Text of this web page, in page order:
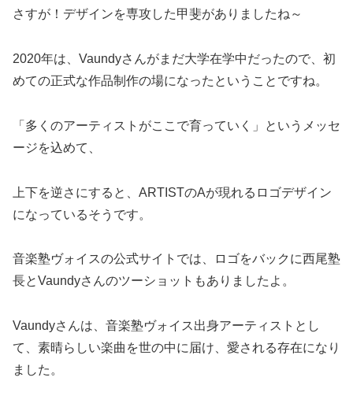
さすが！デザインを専攻した甲斐がありましたね～
2020年は、Vaundyさんがまだ大学在学中だったので、初
めての正式な作品制作の場になったということですね。
「多くのアーティストがここで育っていく」というメッセ
ージを込めて、
上下を逆さにすると、ARTISTのAが現れるロゴデザイン
になっているそうです。
音楽塾ヴォイスの公式サイトでは、ロゴをバックに西尾塾
長とVaundyさんのツーショットもありましたよ。
Vaundyさんは、音楽塾ヴォイス出身アーティストとし
て、素晴らしい楽曲を世の中に届け、愛される存在になり
ました。